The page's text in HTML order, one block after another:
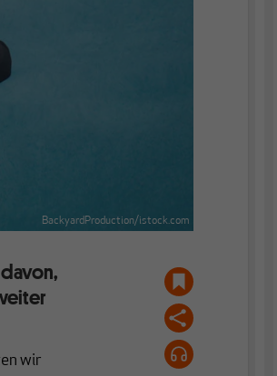
BackyardProduction/istock.com
wir